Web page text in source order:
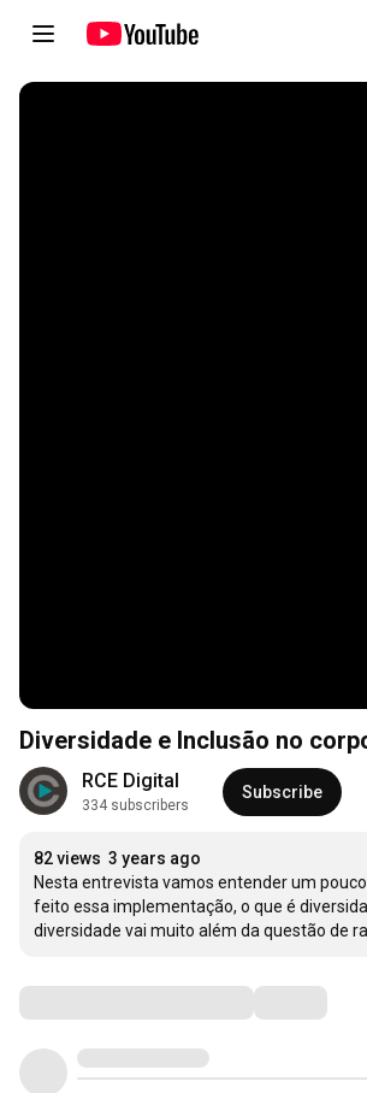
Diversidade e Inclusão no
RCE Digital
334 subscribers
Subscribe
82 views 3 years ago
Nesta entrevista vamos entender um
feito essa implementação, o que é
diversidade vai muito além da questão de